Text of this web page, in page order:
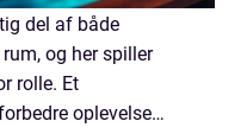
del af både
og her spiller
rolle. Et
oplevelsen